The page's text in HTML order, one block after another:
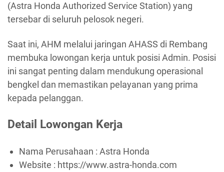
(Astra Honda Authorized Service Station) yang
tersebar di seluruh pelosok negeri.
Saat ini, AHM melalui jaringan AHASS di Rembang
membuka lowongan kerja untuk posisi Admin. Posisi
ini sangat penting dalam mendukung operasional
bengkel dan memastikan pelayanan yang prima
kepada pelanggan.
Detail Lowongan Kerja
Nama Perusahaan : Astra Honda
Website : https://www.astra-honda.com